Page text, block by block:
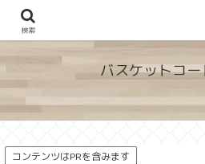
地図から探せる！穴場が見つか
バスケットコ
コンテンツはPRを含みます
検索